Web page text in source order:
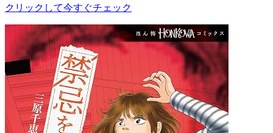
クリックして今すぐチェック